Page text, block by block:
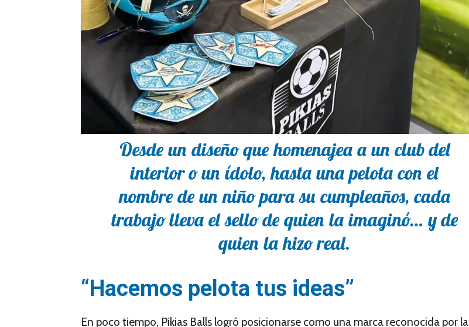
Desde un diseño que homenajea a un club del
interior o un ídolo, hasta una pelota con el
nombre de un niño para su cumpleaños, cada
trabajo lleva el sello de quien la imaginó… y de
quien la hizo real.
“Hacemos pelota tus ideas”
En poco tiempo, Pikias Balls logró posicionarse como una marca reconocida por la